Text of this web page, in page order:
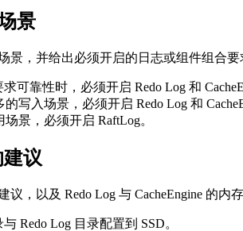
景
景，并给出必须开启的日志或组件组合要
可靠性时，必须开启 Redo Log 和
写入场景，必须开启 Redo Log 和
景，必须开启 RaftLog。
议
议，以及 Redo Log 与 CacheEngine 的内
Redo Log 目录配置到 SSD。